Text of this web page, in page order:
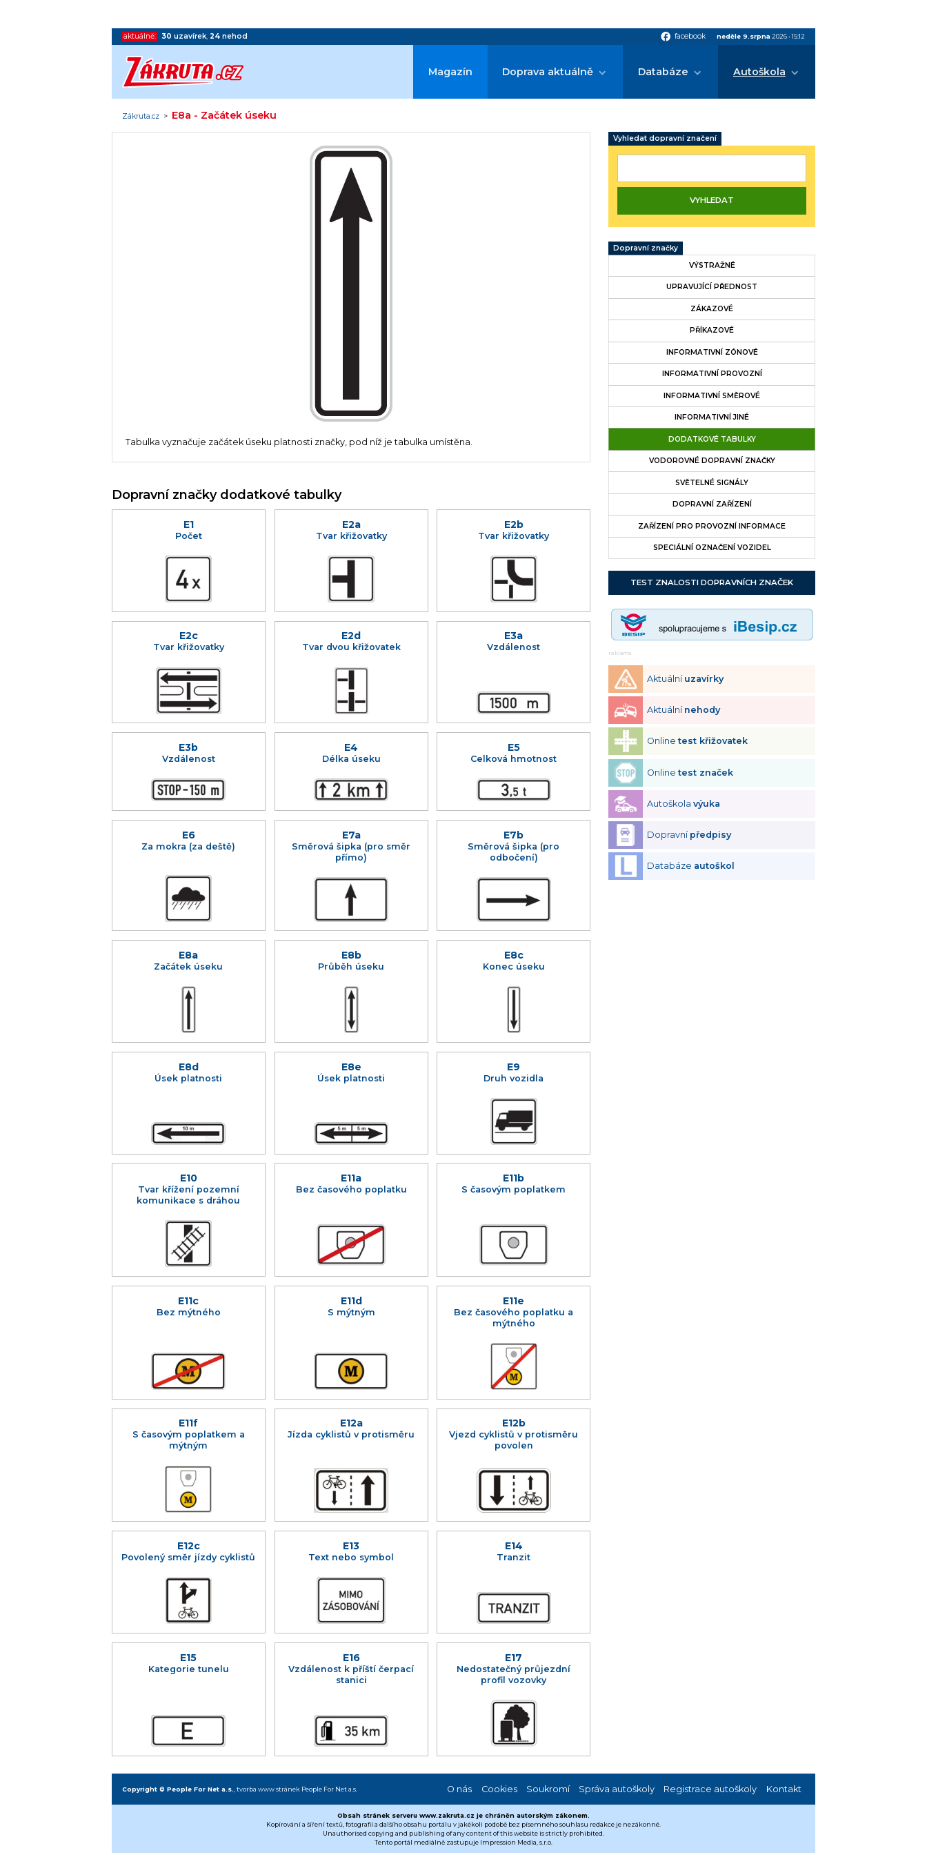
aktuálně: 30 uzavírek,24 nehod facebook facebook neděle 9.srpna 2026•15:12
Magazín Doprava aktuálně Databáze Autoškola
Zákruta.cz > E8a - Začátek úseku
Tabulka vyznačuje začátek úseku platnosti značky, pod níž je tabulka umístěna.
Dopravní značky dodatkové tabulky
E1
Počet
E2a
Tvar křižovatky
E2b
Tvar křižovatky
E2c
Tvar křižovatky
E2d
Tvar dvou křižovatek
E3a
Vzdálenost
E3b
Vzdálenost
E4
Délka úseku
E5
Celková hmotnost
E6
Za mokra (za deště)
E7a
Směrová šipka (pro směr
přímo)
E7b
Směrová šipka (pro
odbočení)
E8a
Začátek úseku
E8b
Průběh úseku
E8c
Konec úseku
E8d
Úsek platnosti
E8e
Úsek platnosti
E9
Druh vozidla
E10
Tvar křížení pozemní
komunikace s dráhou
E11a
Bez časového poplatku
E11b
S časovým poplatkem
E11c
Bez mýtného
E11d
S mýtným
E11e
Bez časového poplatku a
mýtného
E11f
S časovým poplatkem a
mýtným
E12a
Jízda cyklistů v protisměru
E12b
Vjezd cyklistů v protisměru
povolen
E12c
Povolený směr jízdy cyklistů
E13
Text nebo symbol
E14
Tranzit
E15
Kategorie tunelu
E16
Vzdálenost k příští čerpací
stanici
E17
Nedostatečný průjezdní
profil vozovky
Vyhledat dopravní značení
Dopravní značky
VÝSTRAŽNÉ
UPRAVUJÍCÍ PŘEDNOST
ZÁKAZOVÉ
PŘÍKAZOVÉ
INFORMATIVNÍ ZÓNOVÉ
INFORMATIVNÍ PROVOZNÍ
INFORMATIVNÍ SMĚROVÉ
INFORMATIVNÍ JINÉ
DODATKOVÉ TABULKY
VODOROVNÉ DOPRAVNÍ ZNAČKY
SVĚTELNÉ SIGNÁLY
DOPRAVNÍ ZAŘÍZENÍ
ZAŘÍZENÍ PRO PROVOZNÍ INFORMACE
SPECIÁLNÍ OZNAČENÍ VOZIDEL
TEST ZNALOSTI DOPRAVNÍCH ZNAČEK
reklama
Aktuální uzavírky
Aktuální nehody
Onlinetest křižovatek
Onlinetest značek
Autoškolavýuka
Dopravní předpisy
Databáze autoškol
Copyright © People For Net a.s. tvorba www stránek People For Net a.s. O nás Cookies Soukromí Správa autoškoly Registrace autoškoly Kontakt
Obsah stránek serveru www.zakruta.cz je chráněn autorským zákonem.
Kopírování a šíření textů, fotografií a dalšího obsahu portálu v jakékoli podobě bez písemného souhlasu redakce je nezákonné.
Unauthorised copying and publishing of any content of this website is strictly prohibited.
Tento portál mediálně zastupuje Impression Media, s.r.o.